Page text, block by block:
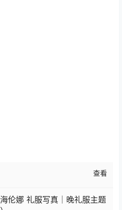
查看
伦娜 礼服写真｜晚礼服主题